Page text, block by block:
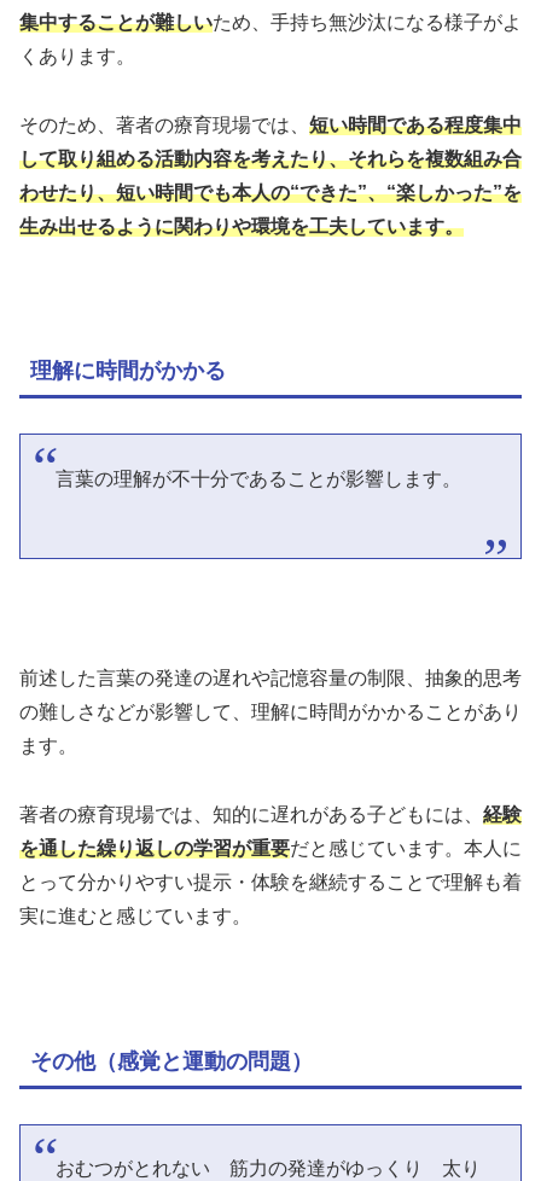
集中することが難しいため、手持ち無沙汰になる様子がよ
くあります。
そのため、著者の療育現場では、 短い時間である程度集中
して取り組める活動内容を考えたり、それらを複数組み合
わせたり、短い時間でも本人の“できた”、“楽しかった”を
生み出せるように関わりや環境を工夫しています。
理解に時間がかかる
言葉の理解が不十分であることが影響します。
前述した言葉の発達の遅れや記憶容量の制限、抽象的思考
の難しさなどが影響して、理解に時間がかかることがあり
ます。
著者の療育現場では、知的に遅れがある子どもには、 経験
を通した繰り返しの学習が重要だと感じています。本人に
とって分かりやすい提示・体験を継続することで理解も着
実に進むと感じています。
その他（感覚と運動の問題）
おむつがとれない 筋力の発達がゆっくり 太り